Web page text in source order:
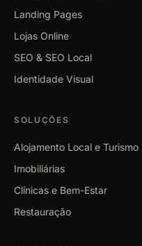
Landing Pages
Lojas Online
SEO & SEO Local
Identidade Visual
SOLUÇÕES
Alojamento Local e Turismo
Imobiliárias
Clínicas e Bem-Estar
Restauração